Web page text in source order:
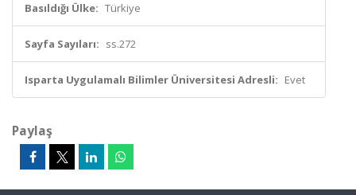
Basıldığı Ülke: Türkiye
Sayfa Sayıları: ss.272
Isparta Uygulamalı Bilimler Üniversitesi Adresli: Evet
Paylaş